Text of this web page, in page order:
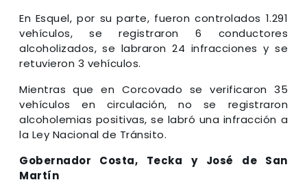
En Esquel, por su parte, fueron controlados 1.291
vehículos, se registraron 6 conductores
alcoholizados, se labraron 24 infracciones y se
retuvieron 3 vehículos.
Mientras que en Corcovado se verificaron 35
vehículos en circulación, no se registraron
alcoholemias positivas, se labró una infracción a
la Ley Nacional de Tránsito.
Gobernador Costa, Tecka y José de San
Martín